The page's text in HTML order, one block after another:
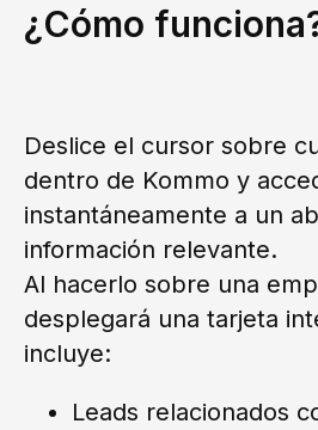
¿Cómo
Deslice el cursor sobre
dentro de Kommo y
instantáneamente a un
información relevante.
Al hacerlo sobre una
desplegará una tarjeta
incluye:
Leads relacionados